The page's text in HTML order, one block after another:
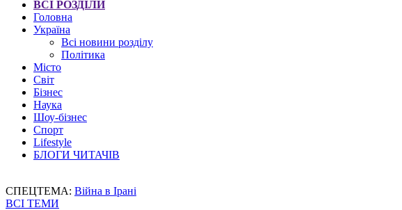
ВСІ РОЗДІЛИ
Головна
Україна
Всі новини розділу
Політика
Місто
Світ
Бізнес
Наука
Шоу-бізнес
Спорт
Lifestyle
БЛОГИ ЧИТАЧІВ
СПЕЦТЕМА: Війна в Ірані
ВСІ ТЕМИ